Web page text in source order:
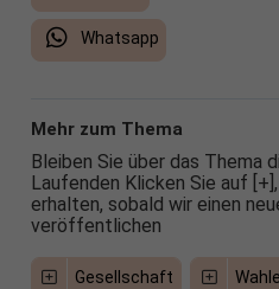
Whatsapp
Mehr zum Thema
Bleiben Sie über das Thema
Laufenden Klicken Sie auf
erhalten, sobald wir einen
veröffentlichen
Gesellschaft